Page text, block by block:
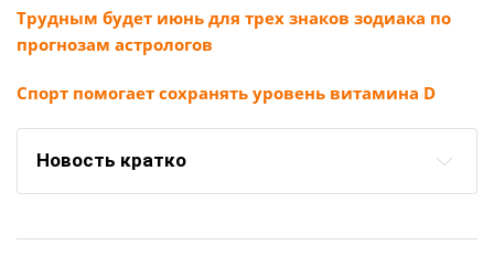
Трудным будет июнь для трех знаков зодиака по
прогнозам астрологов
Спорт помогает сохранять уровень витамина D
Новость кратко